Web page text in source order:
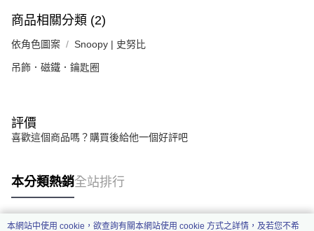
商品相關分類 (2)
依角色圖案 Snoopy | 史努比
吊飾．磁鐵．鑰匙圈
評價
喜歡這個商品嗎？購買後給他一個好評吧
本分類熱銷全站排行
本網站中使用 cookie，欲查詢有關本網站使用 cookie 方式之詳情，及若您不希